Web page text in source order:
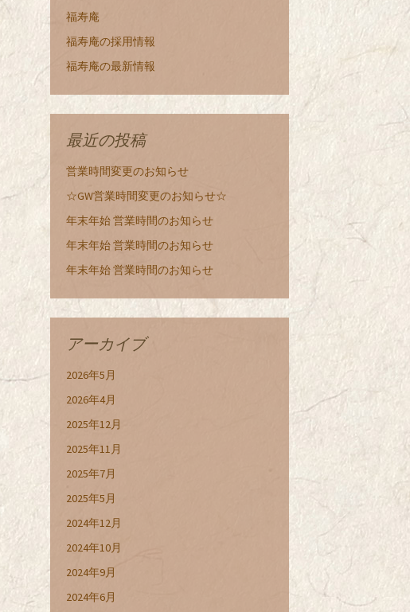
福寿庵
福寿庵の採用情報
福寿庵の最新情報
最近の投稿
営業時間変更のお知らせ
☆GW営業時間変更のお知らせ☆
年末年始 営業時間のお知らせ
年末年始 営業時間のお知らせ
年末年始 営業時間のお知らせ
アーカイブ
2026年5月
2026年4月
2025年12月
2025年11月
2025年7月
2025年5月
2024年12月
2024年10月
2024年9月
2024年6月